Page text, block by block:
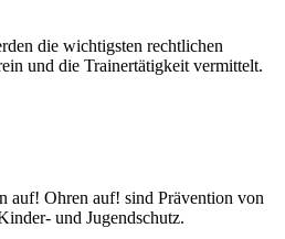
die wichtigsten rechtlichen
und die Trainertätigkeit vermittelt.
auf! Ohren auf! sind Prävention von
und Jugendschutz.